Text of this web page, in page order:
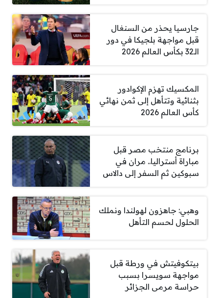
جارسيا يحذر من السنغال
قبل مواجهة بلجيكا في دور
الـ32 بكأس العالم 2026
المكسيك تهزم الإكوادور
بثنائية وتتأهل إلى ثمن نهائي
كأس العالم 2026
برنامج منتخب مصر قبل
مباراة أستراليا.. مران في
سبوكين ثم السفر إلى دالاس
وهبي: جاهزون لهولندا ونملك
الحلول لحسم التأهل
بيتكوفيتش في ورطة قبل
مواجهة سويسرا بسبب
حراسة مرمى الجزائر